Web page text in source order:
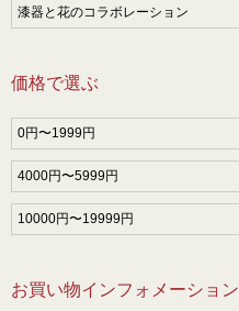
漆器と花のコラボレーション
価格で選ぶ
0円〜1999円
4000円〜5999円
10000円〜19999円
お買い物インフォメーション